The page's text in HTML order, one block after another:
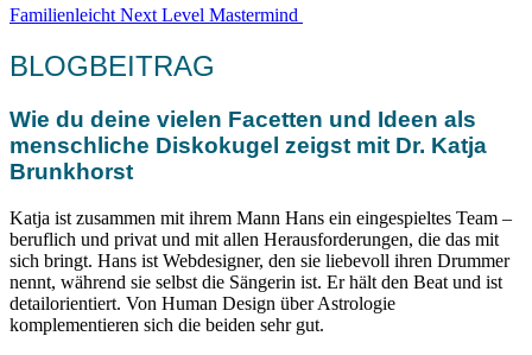
Familienleicht Next Level Mastermind
BLOGBEITRAG
Wie du deine vielen Facetten und Ideen als
menschliche Diskokugel zeigst mit Dr. Katja
Brunkhorst
Katja ist zusammen mit ihrem Mann Hans ein eingespieltes Team –
beruflich und privat und mit allen Herausforderungen, die das mit
sich bringt. Hans ist Webdesigner, den sie liebevoll ihren Drummer
nennt, während sie selbst die Sängerin ist. Er hält den Beat und ist
detailorientiert. Von Human Design über Astrologie
komplementieren sich die beiden sehr gut.